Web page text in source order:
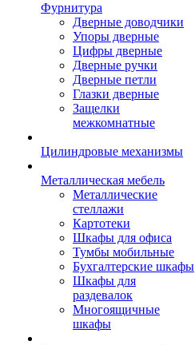
Фурнитура
Дверные доводчики
Упоры дверные
Цифры дверные
Дверные ручки
Дверные петли
Глазки дверные
Защелки
межкомнатные
Цилиндровые механизмы
Металлическая мебель
Металлические
стеллажи
Картотеки
Шкафы для офиса
Тумбы мобильные
Бухгалтерские шкафы
Шкафы для
раздевалок
Многоящичные
шкафы